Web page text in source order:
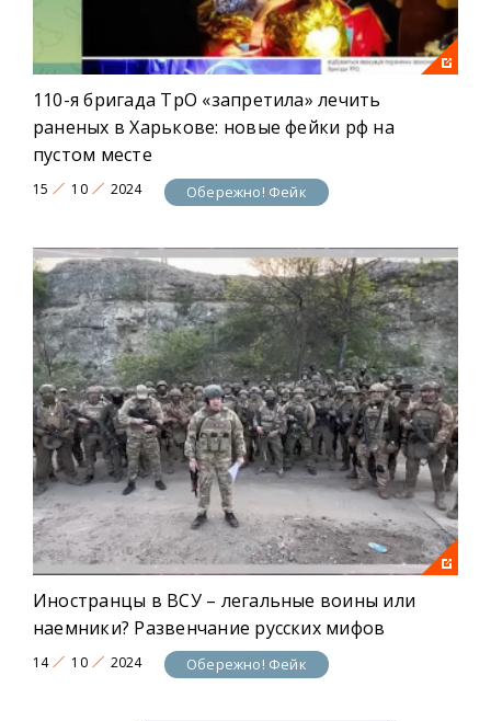
110-я бригада ТрО «запретила» лечить
раненых в Харькове: новые фейки рф на
пустом месте
15 10 2024 Обережно! Фейк
Иностранцы в ВСУ – легальные воины или
наемники? Развенчание русских мифов
14 10 2024 Обережно! Фейк